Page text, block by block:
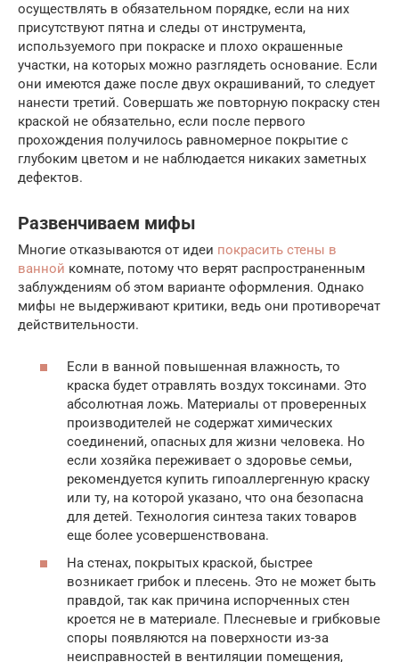
осуществлять в обязательном порядке, если на них
присутствуют пятна и следы от инструмента,
используемого при покраске и плохо окрашенные
участки, на которых можно разглядеть основание. Если
они имеются даже после двух окрашиваний, то следует
нанести третий. Совершать же повторную покраску стен
краской не обязательно, если после первого
прохождения получилось равномерное покрытие с
глубоким цветом и не наблюдается никаких заметных
дефектов.
Развенчиваем мифы
Многие отказываются от идеи покрасить стены в
ванной комнате, потому что верят распространенным
заблуждениям об этом варианте оформления. Однако
мифы не выдерживают критики, ведь они противоречат
действительности.
Если в ванной повышенная влажность, то
краска будет отравлять воздух токсинами. Это
абсолютная ложь. Материалы от проверенных
производителей не содержат химических
соединений, опасных для жизни человека. Но
если хозяйка переживает о здоровье семьи,
рекомендуется купить гипоаллергенную краску
или ту, на которой указано, что она безопасна
для детей. Технология синтеза таких товаров
еще более усовершенствована.
На стенах, покрытых краской, быстрее
возникает грибок и плесень. Это не может быть
правдой, так как причина испорченных стен
кроется не в материале. Плесневые и грибковые
споры появляются на поверхности из-за
неисправностей в вентиляции помещения,